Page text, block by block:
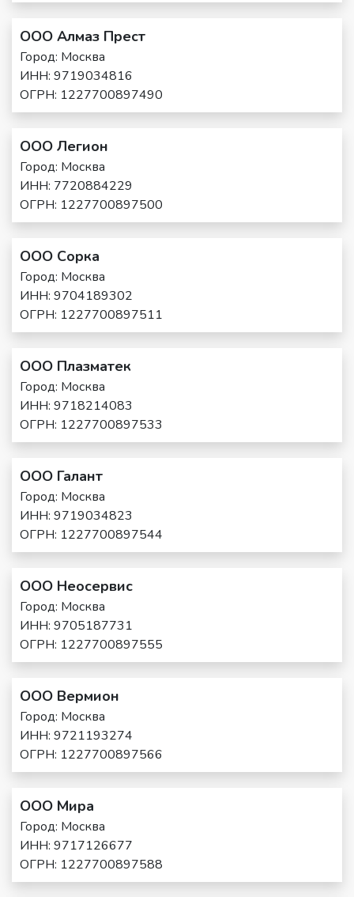
ООО Алмаз Прест
Город: Москва
ИНН: 9719034816
ОГРН: 1227700897490
ООО Легион
Город: Москва
ИНН: 7720884229
ОГРН: 1227700897500
ООО Сорка
Город: Москва
ИНН: 9704189302
ОГРН: 1227700897511
ООО Плазматек
Город: Москва
ИНН: 9718214083
ОГРН: 1227700897533
ООО Галант
Город: Москва
ИНН: 9719034823
ОГРН: 1227700897544
ООО Неосервис
Город: Москва
ИНН: 9705187731
ОГРН: 1227700897555
ООО Вермион
Город: Москва
ИНН: 9721193274
ОГРН: 1227700897566
ООО Мира
Город: Москва
ИНН: 9717126677
ОГРН: 1227700897588